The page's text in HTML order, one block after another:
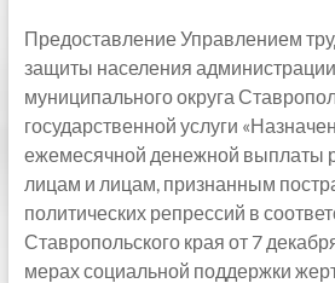
Предоставление Управлением
защиты населения
муниципального округа
государственной услуги
ежемесячной денежной выплаты
лицам и лицам, признанным
политических репрессий в
Ставропольского края от 7
мерах социальной поддержки